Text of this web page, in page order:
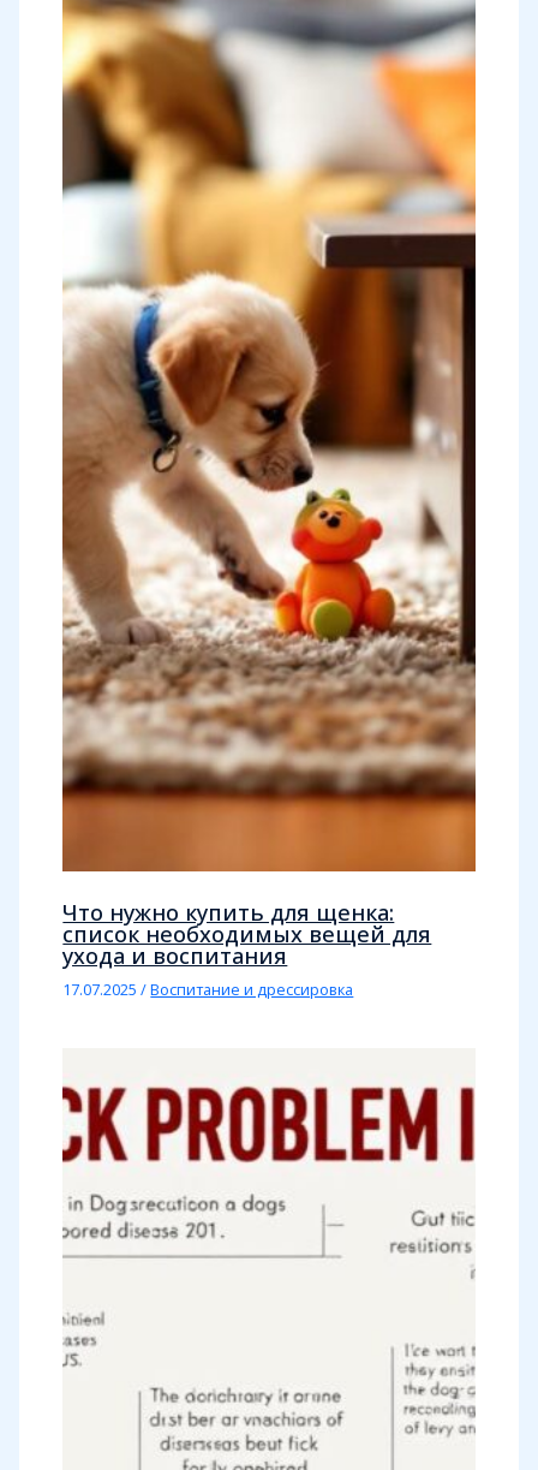
Что нужно купить для щенка:
список необходимых вещей для
ухода и воспитания
17.07.2025/Воспитание и дрессировка